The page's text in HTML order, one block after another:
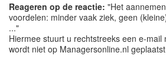
Reageren op de reactie: "Het
voordelen: minder vaak ziek, geen
..."
Hiermee stuurt u rechtstreeks een e-mail
wordt niet op Managersonline.nl